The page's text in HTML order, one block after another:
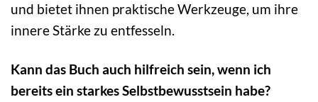
und bietet ihnen praktische Werkzeuge, um ihre
innere Stärke zu entfesseln.
Kann das Buch auch hilfreich sein, wenn ich
bereits ein starkes Selbstbewusstsein habe?